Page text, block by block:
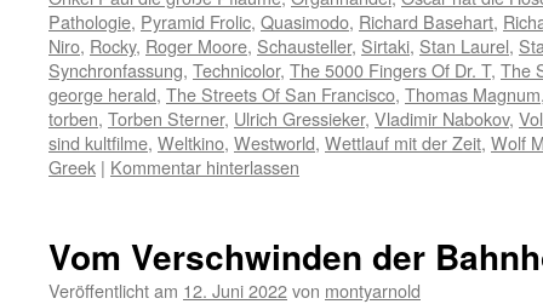
Pathologie, Pyramid Frolic, Quasimodo, Richard Basehart,
Niro, Rocky, Roger Moore, Schausteller, Sirtaki, Stan Laurel,
Synchronfassung, Technicolor, The 5000 Fingers Of Dr. T, The
george herald, The Streets Of San Francisco, Thomas Magnum
torben, Torben Sterner, Ulrich Gressieker, Vladimir Nabokov,
sind kultfilme, Weltkino, Westworld, Wettlauf mit der Zeit, Wolf
Greek | Kommentar hinterlassen
Vom Verschwinden der
Veröffentlicht am 12. Juni 2022von montyarnold